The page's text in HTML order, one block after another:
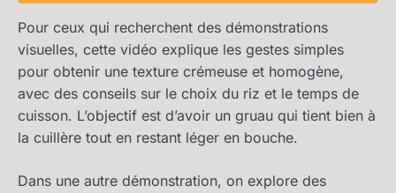
Pour ceux qui recherchent des démonstrations
visuelles, cette vidéo explique les gestes simples
pour obtenir une texture crémeuse et homogène,
avec des conseils sur le choix du riz et le temps de
cuisson. L’objectif est d’avoir un gruau qui tient bien à
la cuillère tout en restant léger en bouche.
Dans une autre démonstration, on explore des